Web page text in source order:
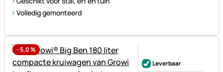
Volledig gemonteerd
-5,0%
Leverbaar